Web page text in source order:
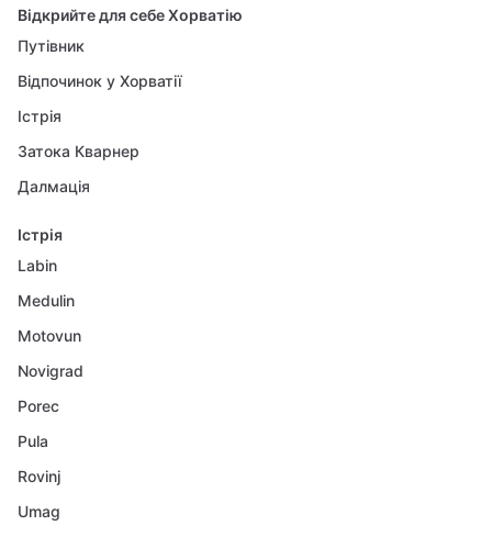
Відкрийте для себе Хорватію
Путівник
Відпочинок у Хорватії
Істрія
Затока Кварнер
Далмація
Істрія
Labin
Medulin
Motovun
Novigrad
Porec
Pula
Rovinj
Umag